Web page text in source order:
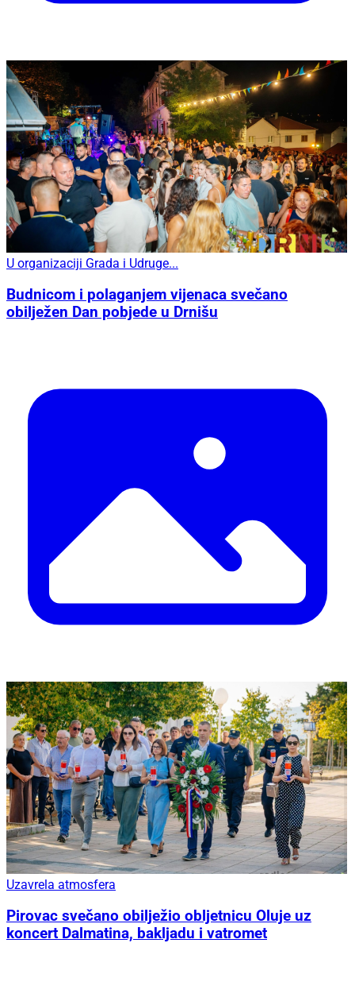
U organizaciji Grada i Udruge...
Budnicom i polaganjem vijenaca svečano
obilježen Dan pobjede u Drnišu
Uzavrela atmosfera
Pirovac svečano obilježio obljetnicu Oluje uz
koncert Dalmatina, bakljadu i vatromet